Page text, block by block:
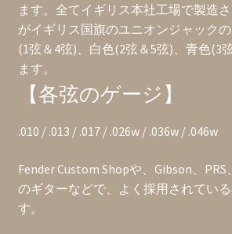
ます。全てイギリス本社工場で製造
がイギリス国旗のユニオンジャック
(1弦＆4弦)、白色(2弦＆5弦)、青色(3
ます。
【各弦のゲージ】
.010 / .013 / .017 / .026w / .036w / .046w
Fender Custom Shopや、Gibson、
のギターなどで、よく採用されてい
す。